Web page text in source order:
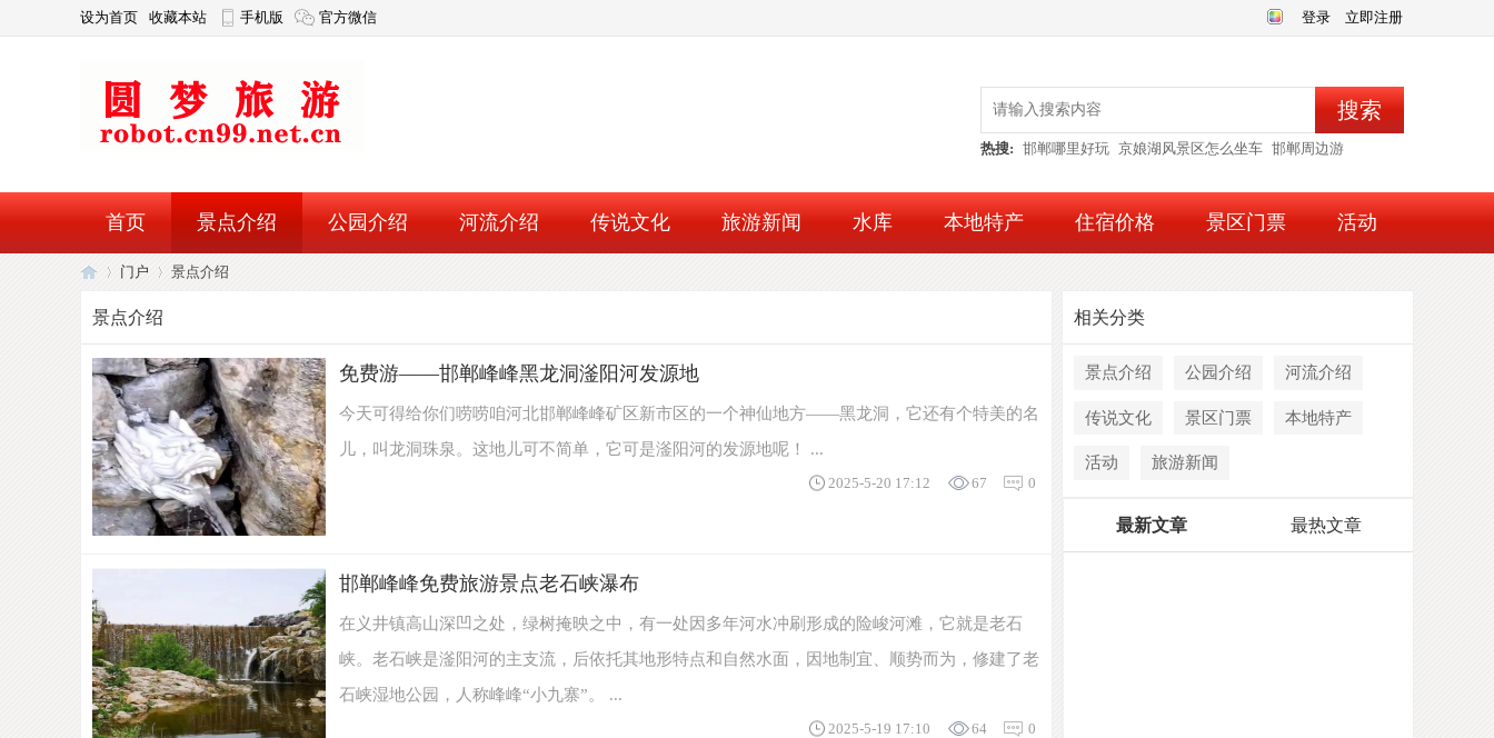
设为首页 收藏本站 手机版 官方微信 登录 立即注册
搜索
热搜: 邯郸哪里好玩 京娘湖风景区怎么坐车 邯郸周边游
首页 景点介绍 公园介绍 河流介绍 传说文化 旅游新闻 水库 本地特产 住宿价格 景区门票 活动
论坛
圆
梦
›
门户
›
景点介绍
景点介绍
免费游——邯郸峰峰黑龙洞滏阳河发源地
今天可得给你们唠唠咱河北邯郸峰峰矿区新市区的一个神仙地方——黑龙洞，它还有个特美的名
儿，叫龙洞珠泉。这地儿可不简单，它可是滏阳河的发源地呢！ ...
2025-5-20 17:12 67 0
邯郸峰峰免费旅游景点老石峡瀑布
在义井镇高山深凹之处，绿树掩映之中，有一处因多年河水冲刷形成的险峻河滩，它就是老石
峡。老石峡是滏阳河的主支流，后依托其地形特点和自然水面，因地制宜、顺势而为，修建了老
石峡湿地公园，人称峰峰“小九寨”。 ...
2025-5-19 17:10 64 0
相关分类
景点介绍 公园介绍 河流介绍
传说文化 景区门票 本地特产
活动 旅游新闻
最新文章 最热文章